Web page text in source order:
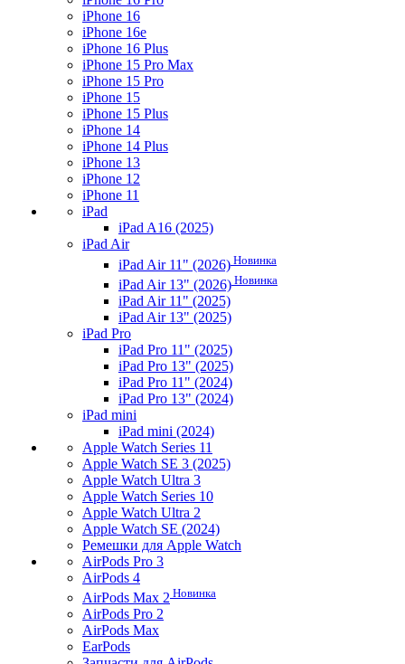
iPhone 16
iPhone 16e
iPhone 16 Plus
iPhone 15 Pro Max
iPhone 15 Pro
iPhone 15
iPhone 15 Plus
iPhone 14
iPhone 14 Plus
iPhone 13
iPhone 12
iPhone 11
iPad
iPad A16 (2025)
iPad Air
iPad Air 11" (2026) Новинка
iPad Air 13" (2026) Новинка
iPad Air 11" (2025)
iPad Air 13" (2025)
iPad Pro
iPad Pro 11" (2025)
iPad Pro 13" (2025)
iPad Pro 11" (2024)
iPad Pro 13" (2024)
iPad mini
iPad mini (2024)
Apple Watch Series 11
Apple Watch SE 3 (2025)
Apple Watch Ultra 3
Apple Watch Series 10
Apple Watch Ultra 2
Apple Watch SE (2024)
Ремешки для Apple Watch
AirPods Pro 3
AirPods 4
AirPods Max 2 Новинка
AirPods Pro 2
AirPods Max
EarPods